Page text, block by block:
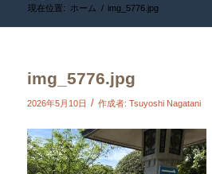
現在位置: ホーム / img_5776.jpg
img_5776.jpg
2026年5月10日 / 作成者: Tsuyoshi Nagatani